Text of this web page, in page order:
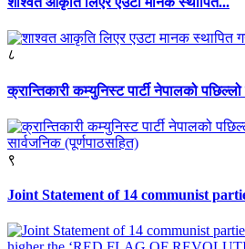
८
क्रान्तिकारी कम्युनिस्ट पार्टी नेपालको
९
Joint Statement of 14 communist